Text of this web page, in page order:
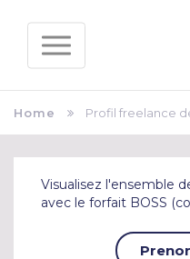
Home Profil freelance
Visualisez l'ensemble
avec le forfait BOSS